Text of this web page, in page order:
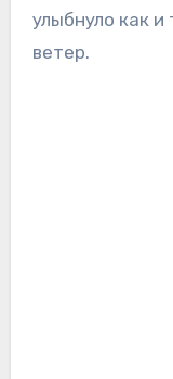
улыбнуло как
ветер.